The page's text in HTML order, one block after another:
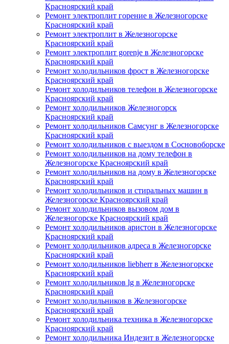
Красноярский край
Ремонт электроплит горение в Железногорске
Красноярский край
Ремонт электроплит в Железногорске
Красноярский край
Ремонт электроплит gorenje в Железногорске
Красноярский край
Ремонт холодильников фрост в Железногорске
Красноярский край
Ремонт холодильников телефон в Железногорске
Красноярский край
Ремонт холодильников Железногорск
Красноярский край
Ремонт холодильников Самсунг в Железногорске
Красноярский край
Ремонт холодильников с выездом в Сосновоборске
Ремонт холодильников на дому телефон в
Железногорске Красноярский край
Ремонт холодильников на дому в Железногорске
Красноярский край
Ремонт холодильников и стиральных машин в
Железногорске Красноярский край
Ремонт холодильников вызовом дом в
Железногорске Красноярский край
Ремонт холодильников аристон в Железногорске
Красноярский край
Ремонт холодильников адреса в Железногорске
Красноярский край
Ремонт холодильников liebherr в Железногорске
Красноярский край
Ремонт холодильников lg в Железногорске
Красноярский край
Ремонт холодильников в Железногорске
Красноярский край
Ремонт холодильника техника в Железногорске
Красноярский край
Ремонт холодильника Индезит в Железногорске